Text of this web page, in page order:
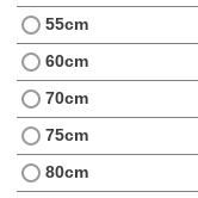
55cm
60cm
70cm
75cm
80cm